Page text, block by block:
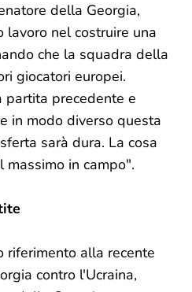
della Georgia,
nel costruire una
che la squadra della
giocatori europei.
partita precedente e
in modo diverso questa
sarà dura. La cosa
in campo".
riferimento alla recente
contro l'Ucraina,